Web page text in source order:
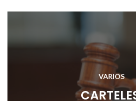
VARIOS